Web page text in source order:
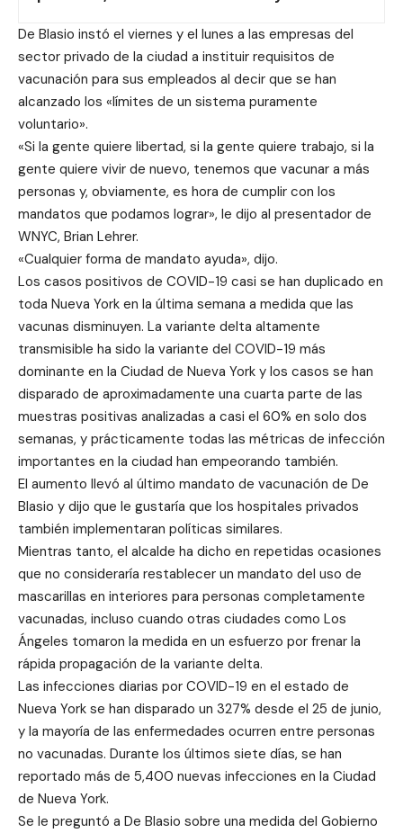
De Blasio instó el viernes y el lunes a las empresas del
sector privado de la ciudad a instituir requisitos de
vacunación para sus empleados al decir que se han
alcanzado los «límites de un sistema puramente
voluntario».
«Si la gente quiere libertad, si la gente quiere trabajo, si la
gente quiere vivir de nuevo, tenemos que vacunar a más
personas y, obviamente, es hora de cumplir con los
mandatos que podamos lograr», le dijo al presentador de
WNYC, Brian Lehrer.
«Cualquier forma de mandato ayuda», dijo.
Los casos positivos de COVID-19 casi se han duplicado en
toda Nueva York en la última semana a medida que las
vacunas disminuyen. La variante delta altamente
transmisible ha sido la variante del COVID-19 más
dominante en la Ciudad de Nueva York y los casos se han
disparado de aproximadamente una cuarta parte de las
muestras positivas analizadas a casi el 60% en solo dos
semanas, y prácticamente todas las métricas de infección
importantes en la ciudad han empeorando también.
El aumento llevó al último mandato de vacunación de De
Blasio y dijo que le gustaría que los hospitales privados
también implementaran políticas similares.
Mientras tanto, el alcalde ha dicho en repetidas ocasiones
que no consideraría restablecer un mandato del uso de
mascarillas en interiores para personas completamente
vacunadas, incluso cuando otras ciudades como Los
Ángeles tomaron la medida en un esfuerzo por frenar la
rápida propagación de la variante delta.
Las infecciones diarias por COVID-19 en el estado de
Nueva York se han disparado un 327% desde el 25 de junio,
y la mayoría de las enfermedades ocurren entre personas
no vacunadas. Durante los últimos siete días, se han
reportado más de 5,400 nuevas infecciones en la Ciudad
de Nueva York.
Se le preguntó a De Blasio sobre una medida del Gobierno